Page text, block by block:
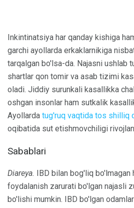
Inkintinatsiya har qanday kishiga
garchi ayollarda erkaklarnikiga
tarqalgan bo'lsa-da. Najasni ushlab
shartlar qon tomir va asab tizimi
oladi. Jiddiy surunkali kasallikka
oshgan insonlar ham sutkalik
Ayollarda tug'ruq vaqtida tos shilliq
oqibatida sut etishmovchiligi
Sabablari
Diareya.
IBD bilan bog'liq
foydalanish zarurati bo'lgan najasli
bo'lishi mumkin. IBD bo'lgan